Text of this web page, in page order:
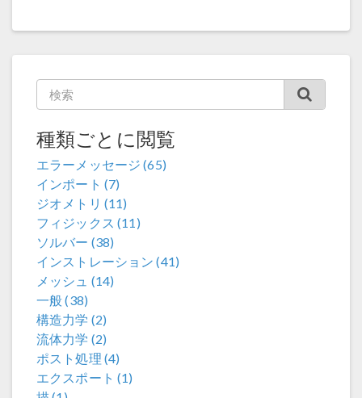
種類ごとに閲覧
エラーメッセージ (65)
インポート (7)
ジオメトリ (11)
フィジックス (11)
ソルバー (38)
インストレーション (41)
メッシュ (14)
一般 (38)
構造力学 (2)
流体力学 (2)
ポスト処理 (4)
エクスポート (1)